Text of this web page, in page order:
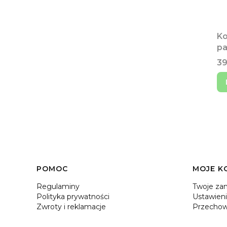
Linki w stopce
POMOC
Regulaminy
Polityka prywatności
Zwroty i reklamacje
MOJE
Twoje